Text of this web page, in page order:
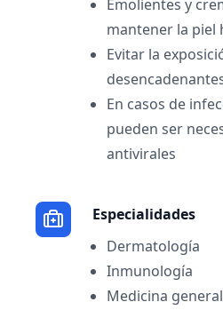
Emolientes y
mantener la piel
Evitar la
En casos de
pueden ser
antivirales
Especialidades
Dermatología
Inmunología
Medicina general